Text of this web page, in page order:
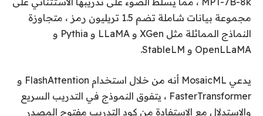
مجموعة بيانات شاملة تضم 1.5 تريليون رمز ، متجاوزة
النماذج المماثلة مثل XGen و LLaMA و Pythia و
OpenLLaMA و StableLM.
يدعي MosaicML أنه من خلال استخدام FlashAttention و
FasterTransformer ، يتفوق النموذج في التدريب السريع
والاستدلال مع الاستفادة من كود التدريب مفتوح المصدر